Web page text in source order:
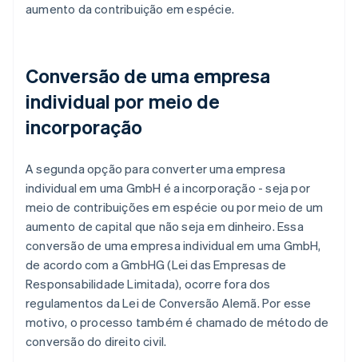
aumento da contribuição em espécie.
Conversão de uma empresa
individual por meio de
incorporação
A segunda opção para converter uma empresa
individual em uma GmbH é a incorporação - seja por
meio de contribuições em espécie ou por meio de um
aumento de capital que não seja em dinheiro. Essa
conversão de uma empresa individual em uma GmbH,
de acordo com a GmbHG (Lei das Empresas de
Responsabilidade Limitada), ocorre fora dos
regulamentos da Lei de Conversão Alemã. Por esse
motivo, o processo também é chamado de método de
conversão do direito civil.